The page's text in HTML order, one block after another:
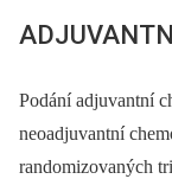
Podání adjuvantní
neoadjuvantní
randomizovaných